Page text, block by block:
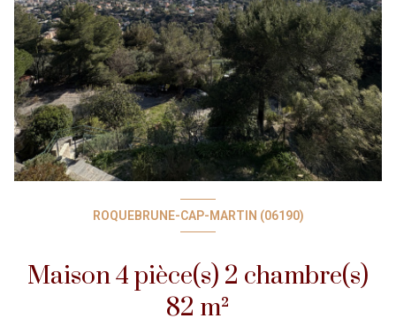
ROQUEBRUNE-CAP-MARTIN (06190)
Maison 4 pièce(s) 2 chambre(s)
82 m²